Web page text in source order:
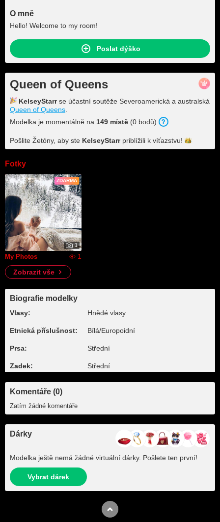
O mně
Hello! Welcome to my room!
Poslat dýško
Queen of Queens
KelseyStarr se účastní soutěže Severoamerická a australská
Queen of Queens
Modelka je momentálně na 149 místě (0 bodů).
Pošlite Žetóny, aby ste KelseyStarr priblížili k víťazstvu!
Fotky
ZDARMA
1
My Photos
1
Zobrazit vše
Biografie modelky
Vlasy: Hnědé vlasy
Etnická příslušnost: Bílá/Europoidní
Prsa: Střední
Zadek: Střední
Komentáře (0)
Zatím žádné komentáře
Dárky
Modelka ještě nemá žádné virtuální dárky. Pošlete ten první!
Vybrat dárek